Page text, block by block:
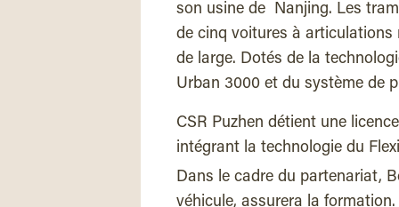
son usine de Nanjing. Les
de cinq voitures à articulations
de large. Dotés de la
Urban 3000 et du système de
CSR Puzhen détient une
intégrant la technologie du
Dans le cadre du partenariat,
véhicule, assurera la formation.